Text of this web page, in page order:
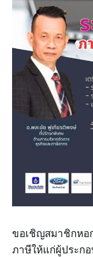
ขอเชิญสมาชิกหอ
ภาษีให้แก่ผู้ประก